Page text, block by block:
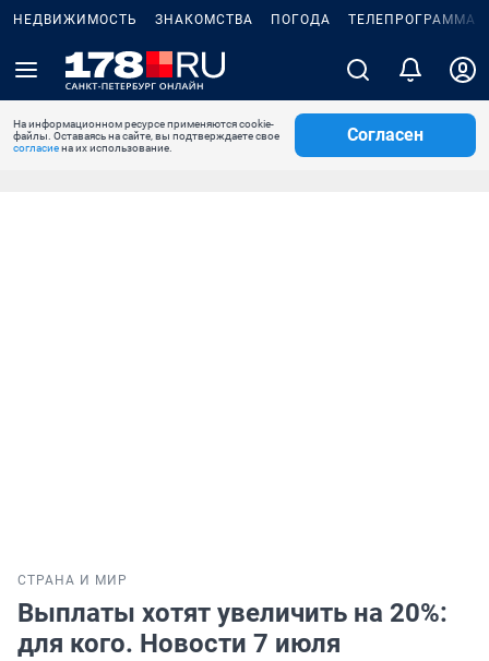
НЕДВИЖИМОСТЬ ЗНАКОМСТВА ПОГОДА ТЕЛЕПРОГРАММА
На информационном ресурсе применяются cookie-
файлы. Оставаясь на сайте, вы подтверждаете свое
согласиена их использование.
Согласен
СТРАНА И МИР
Выплаты хотят увеличить на 20%:
для кого. Новости 7 июля